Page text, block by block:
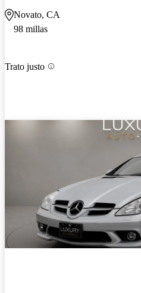
Novato, CA
98 millas
Trato justo